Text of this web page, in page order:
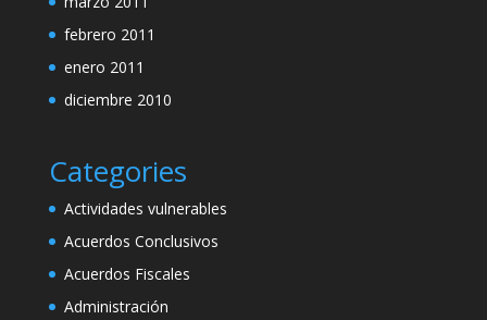
febrero 2011
enero 2011
diciembre 2010
Categories
Actividades vulnerables
Acuerdos Conclusivos
Acuerdos Fiscales
Administración